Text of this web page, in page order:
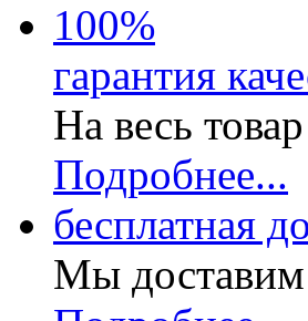
100%
гарантия
На весь
Подробнее...
бесплатная
Мы доставим